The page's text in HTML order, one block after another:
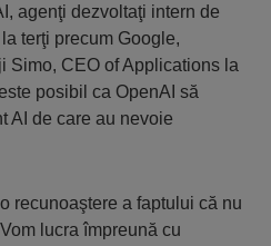
agenţi dezvoltaţi intern de
terţi precum Google,
Simo, CEO of Applications la
posibil ca OpenAI să
AI de care au nevoie
recunoaştere a faptului că nu
lucra împreună cu